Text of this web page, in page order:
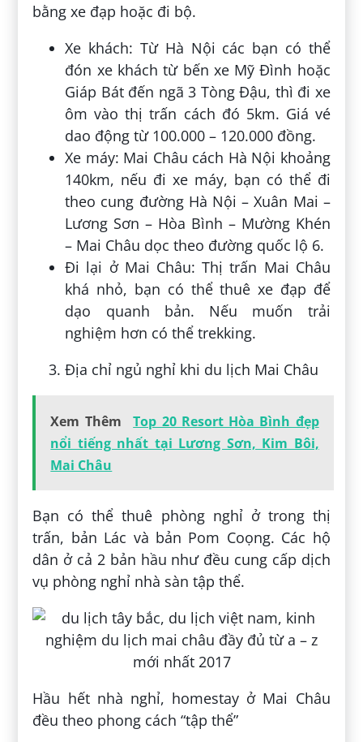
bằng xe đạp hoặc đi bộ.
Xe khách: Từ Hà Nội các bạn có thể
đón xe khách từ bến xe Mỹ Đình hoặc
Giáp Bát đến ngã 3 Tòng Đậu, thì đi xe
ôm vào thị trấn cách đó 5km. Giá vé
dao động từ 100.000 – 120.000 đồng.
Xe máy: Mai Châu cách Hà Nội khoảng
140km, nếu đi xe máy, bạn có thể đi
theo cung đường Hà Nội – Xuân Mai –
Lương Sơn – Hòa Bình – Mường Khén
– Mai Châu dọc theo đường quốc lộ 6.
Đi lại ở Mai Châu: Thị trấn Mai Châu
khá nhỏ, bạn có thể thuê xe đạp để
dạo quanh bản. Nếu muốn trải
nghiệm hơn có thể trekking.
Địa chỉ ngủ nghỉ khi du lịch Mai Châu
Xem Thêm
Top 20 Resort Hòa Bình đẹp
nổi tiếng nhất tại Lương Sơn, Kim Bôi,
Mai Châu
Bạn có thể thuê phòng nghỉ ở trong thị
trấn, bản Lác và bản Pom Coọng. Các hộ
dân ở cả 2 bản hầu như đều cung cấp dịch
vụ phòng nghỉ nhà sàn tập thể.
Hầu hết nhà nghỉ, homestay ở Mai Châu
đều theo phong cách “tập thể”